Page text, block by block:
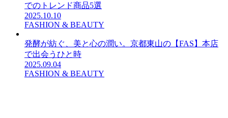
でのトレンド商品5選
2025.10.10
FASHION & BEAUTY
発酵が紡ぐ、美と心の潤い。京都東山の【FAS】本店
で出会うひと時
2025.09.04
FASHION & BEAUTY